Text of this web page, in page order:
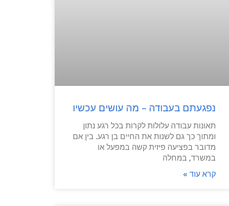
נפגעתם בעבודה – מה עושים עכשיו
תאונות עבודה עלולות לקרות בכל רגע נתון
ומתוך כך גם לשנות את החיים בן רגע. בין אם
מדובר בפציעה פיזית קשה במפעל או
במשרד, במחלה
קרא עוד »